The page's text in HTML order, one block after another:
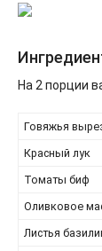
На 2 порции
Говяжья
Красный лук
Томаты биф
Оливковое
Листья